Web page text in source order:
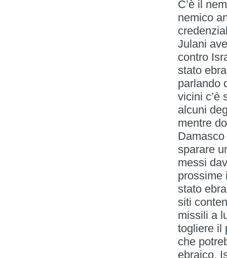
C’è il
nemico
Julani
contro
stato
parlando
vicini c’è
alcuni
mentre
sparare
messi
prossime
stato
siti
missili a
togliere il
che
ebraico.